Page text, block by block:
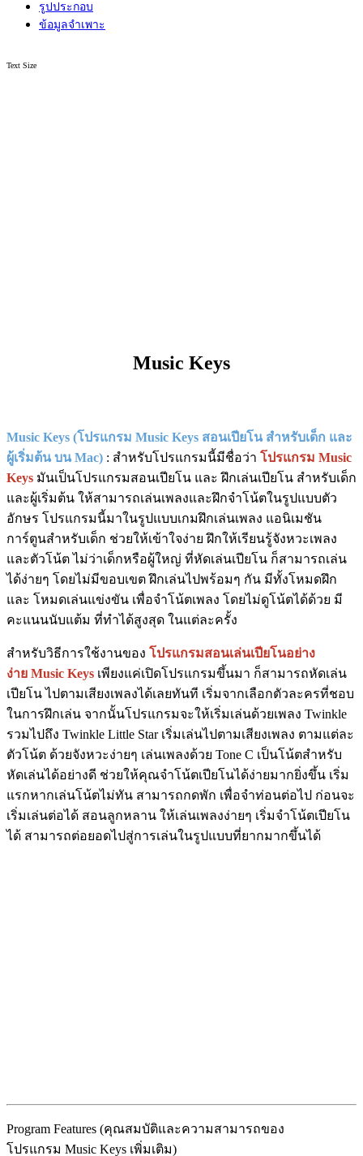
รูปประกอบ
ข้อมูลจำเพาะ
Text Size
Music Keys
Music Keys (โปรแกรม Music Keys สอนเปียโน สำหรับเด็ก และ
ผู้เริ่มต้น บน Mac) : สำหรับโปรแกรมนี้มีชื่อว่า โปรแกรม Music
Keys มันเป็นโปรแกรมสอนเปียโน และ ฝึกเล่นเปียโน สำหรับเด็ก
และผู้เริ่มต้น ให้สามารถเล่นเพลงและฝึกจำโน้ตในรูปแบบตัว
อักษร โปรแกรมนี้มาในรูปแบบเกมฝึกเล่นเพลง แอนิเมชัน
การ์ตูนสำหรับเด็ก ช่วยให้เข้าใจง่าย ฝึกให้เรียนรู้จังหวะเพลง
และตัวโน้ต ไม่ว่าเด็กหรือผู้ใหญ่ ที่หัดเล่นเปียโน ก็สามารถเล่น
ได้ง่ายๆ โดยไม่มีขอบเขต ฝึกเล่นไปพร้อมๆ กัน มีทั้งโหมดฝึก
และ โหมดเล่นแข่งขัน เพื่อจำโน้ตเพลง โดยไม่ดูโน้ตได้ด้วย มี
คะแนนนับแต้ม ที่ทำได้สูงสุด ในแต่ละครั้ง
สำหรับวิธีการใช้งานของ โปรแกรมสอนเล่นเปียโนอย่าง
ง่าย Music Keys เพียงแค่เปิดโปรแกรมขึ้นมา ก็สามารถหัดเล่น
เปียโน ไปตามเสียงเพลงได้เลยทันที เริ่มจากเลือกตัวละครที่ชอบ
ในการฝึกเล่น จากนั้นโปรแกรมจะให้เริ่มเล่นด้วยเพลง Twinkle
รวมไปถึง Twinkle Little Star เริ่มเล่นไปตามเสียงเพลง ตามแต่ละ
ตัวโน้ต ด้วยจังหวะง่ายๆ เล่นเพลงด้วย Tone C เป็นโน้ตสำหรับ
หัดเล่นได้อย่างดี ช่วยให้คุณจำโน้ตเปียโนได้ง่ายมากยิ่งขึ้น เริ่ม
แรกหากเล่นโน้ตไม่ทัน สามารถกดพัก เพื่อจำท่อนต่อไป ก่อนจะ
เริ่มเล่นต่อได้ สอนลูกหลาน ให้เล่นเพลงง่ายๆ เริ่มจำโน้ตเปียโน
ได้ สามารถต่อยอดไปสู่การเล่นในรูปแบบที่ยากมากขึ้นได้
Program Features (คุณสมบัติและความสามารถของ
โปรแกรม Music Keys เพิ่มเติม)